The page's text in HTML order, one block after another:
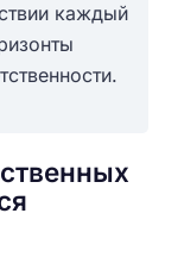
каждый